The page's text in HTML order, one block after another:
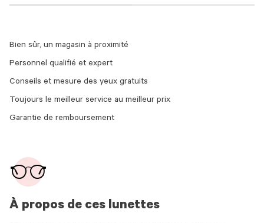
À propos de ces lunettes
Bien sûr, un magasin à proximité
Personnel qualifié et expert
Conseils et mesure des yeux gratuits
Toujours le meilleur service au meilleur prix
Garantie de remboursement